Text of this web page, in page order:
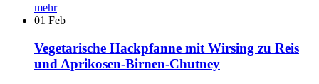
mehr
01 Feb
Vegetarische Hackpfanne mit Wirsing zu Reis
und Aprikosen-Birnen-Chutney